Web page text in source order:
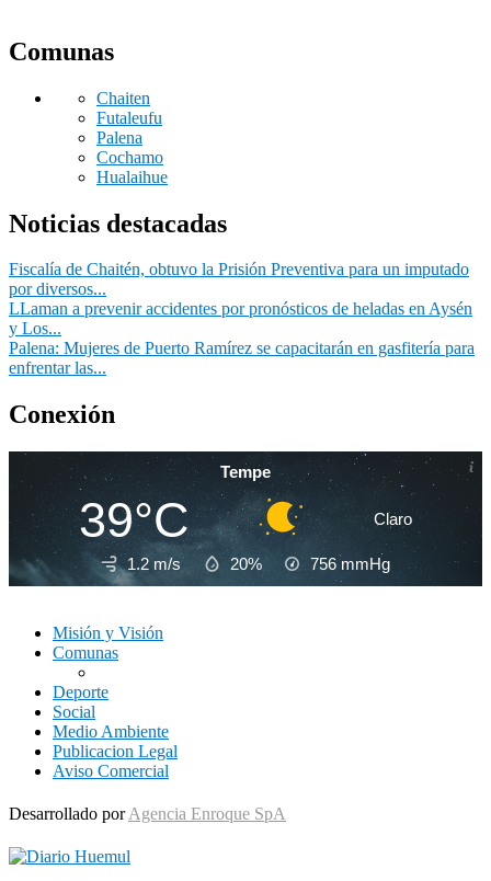
Comunas
Chaiten
Futaleufu
Palena
Cochamo
Hualaihue
Noticias destacadas
Fiscalía de Chaitén, obtuvo la Prisión Preventiva para un imputado
por diversos...
LLaman a prevenir accidentes por pronósticos de heladas en Aysén
y Los...
Palena: Mujeres de Puerto Ramírez se capacitarán en gasfitería para
enfrentar las...
Conexión
Tempe
39°C Claro
1.2 m/s 20% 756 mmHg
Misión y Visión
Comunas
Deporte
Social
Medio Ambiente
Publicacion Legal
Aviso Comercial
Desarrollado por Agencia Enroque SpA